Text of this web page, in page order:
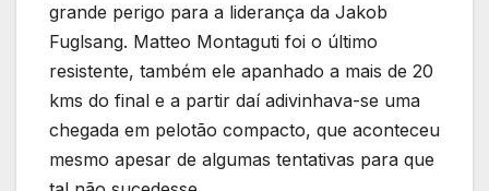
grande perigo para a liderança da Jakob
Fuglsang. Matteo Montaguti foi o último
resistente, também ele apanhado a mais de 20
kms do final e a partir daí adivinhava-se uma
chegada em pelotão compacto, que aconteceu
mesmo apesar de algumas tentativas para que